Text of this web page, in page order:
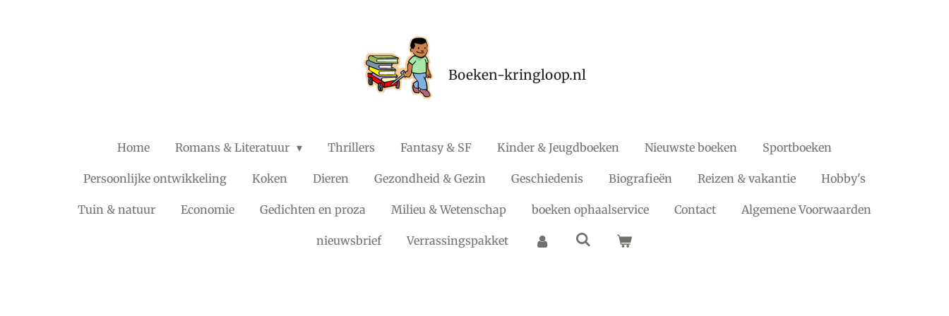
Boeken-kringloop.nl
Home Romans & Literatuur Thrillers Fantasy & SF Kinder & Jeugdboeken Nieuwste boeken Sportboeken
Persoonlijke ontwikkeling Koken Dieren Gezondheid & Gezin Geschiedenis Biografieën Reizen & vakantie Hobby's
Tuin & natuur Economie Gedichten en proza Milieu & Wetenschap boeken ophaalservice Contact Algemene Voorwaarden
nieuwsbrief Verrassingspakket